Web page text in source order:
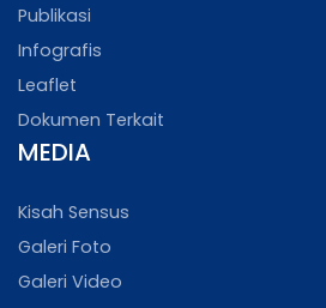
Publikasi
Infografis
Leaflet
Dokumen Terkait
MEDIA
Kisah Sensus
Galeri Foto
Galeri Video